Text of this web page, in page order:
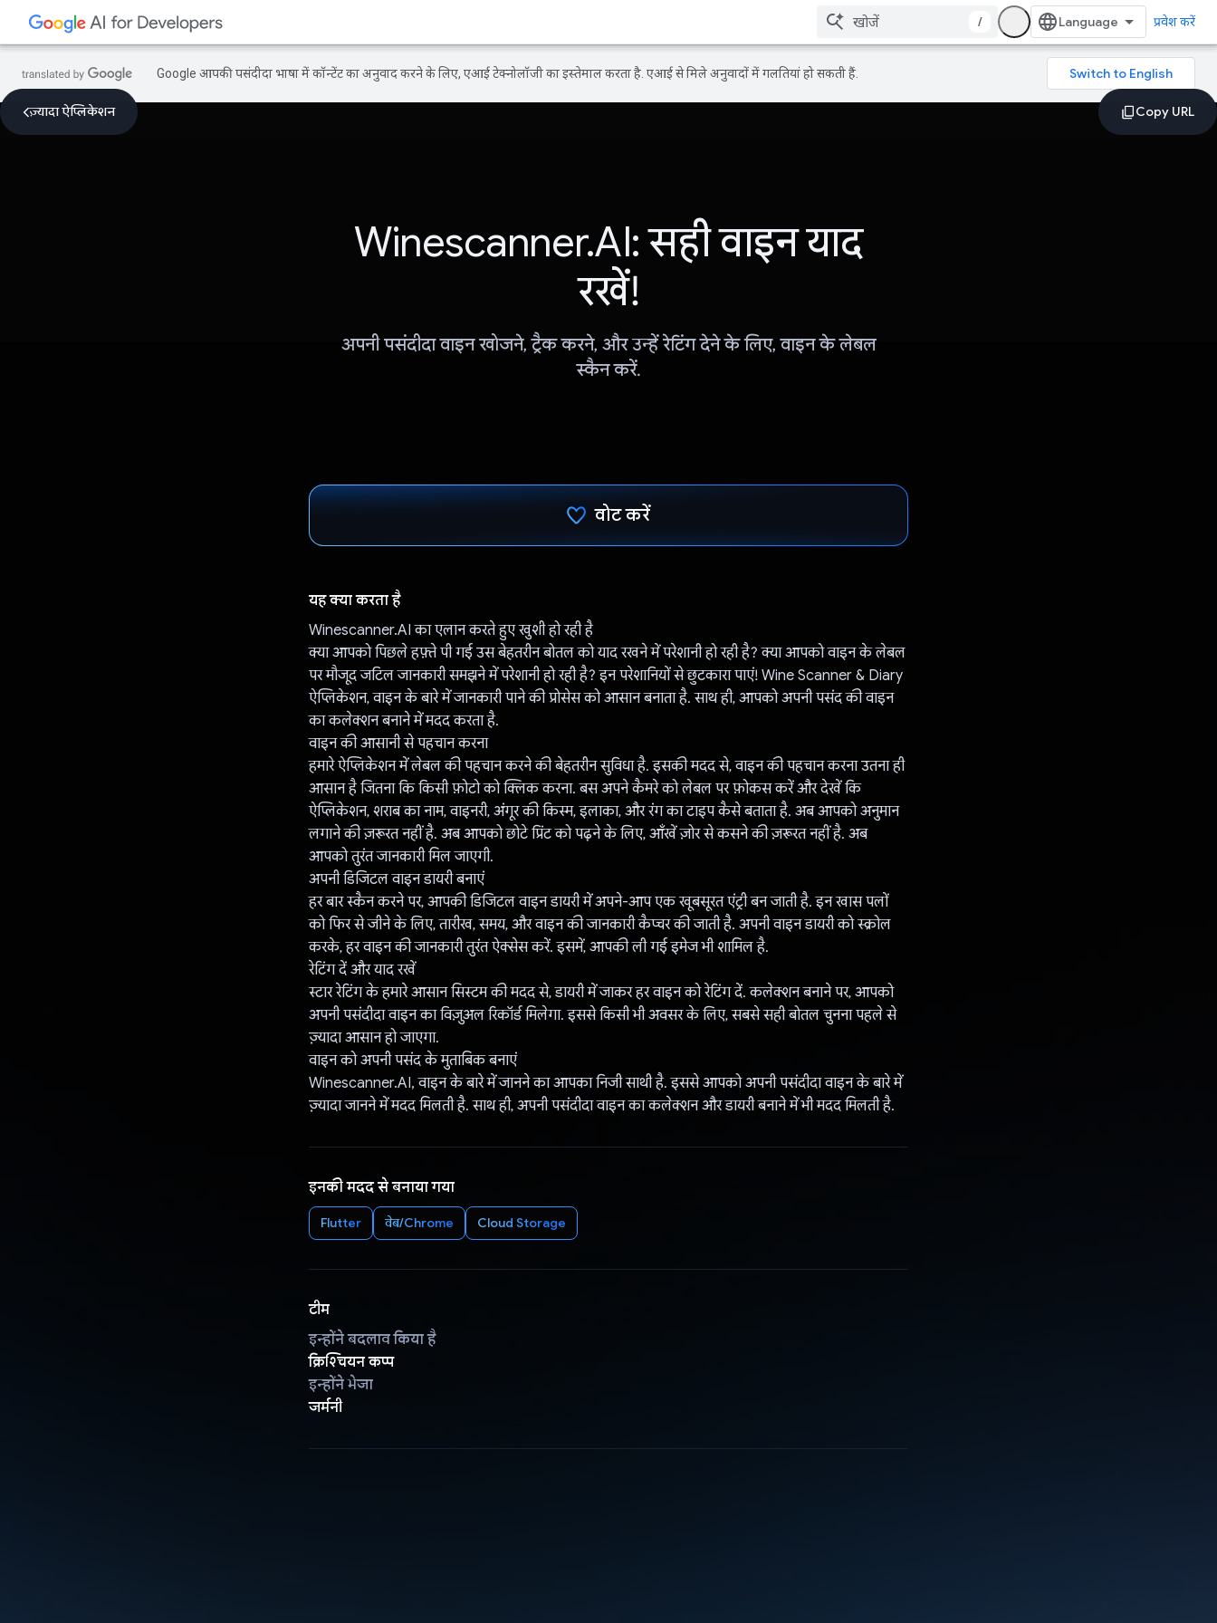
/ प्रवेश करें
Google आपकी पसंदीदा भाषा में कॉन्टेंट का अनुवाद करने के लिए, एआई टेक्नोलॉजी का इस्तेमाल करता है. एआई से मिले अनुवादों में गलतियां हो सकती हैं.
ज़्यादा ऐप्लिकेशन
Winescanner.AI: सही वाइन याद
रखें!
अपनी पसंदीदा वाइन खोजने, ट्रैक करने, और उन्हें रेटिंग देने के लिए, वाइन के लेबल
स्कैन करें.
वोट करें
यह क्या करता है
Winescanner.AI का एलान करते हुए खुशी हो रही है
क्या आपको पिछले हफ़्ते पी गई उस बेहतरीन बोतल को याद रखने में परेशानी हो रही है? क्या आपको वाइन के लेबल
पर मौजूद जटिल जानकारी समझने में परेशानी हो रही है? इन परेशानियों से छुटकारा पाएं! Wine Scanner & Diary
ऐप्लिकेशन, वाइन के बारे में जानकारी पाने की प्रोसेस को आसान बनाता है. साथ ही, आपको अपनी पसंद की वाइन
का कलेक्शन बनाने में मदद करता है.
वाइन की आसानी से पहचान करना
हमारे ऐप्लिकेशन में लेबल की पहचान करने की बेहतरीन सुविधा है. इसकी मदद से, वाइन की पहचान करना उतना ही
आसान है जितना कि किसी फ़ोटो को क्लिक करना. बस अपने कैमरे को लेबल पर फ़ोकस करें और देखें कि
ऐप्लिकेशन, शराब का नाम, वाइनरी, अंगूर की किस्म, इलाका, और रंग का टाइप कैसे बताता है. अब आपको अनुमान
लगाने की ज़रूरत नहीं है. अब आपको छोटे प्रिंट को पढ़ने के लिए, आँखें ज़ोर से कसने की ज़रूरत नहीं है. अब
आपको तुरंत जानकारी मिल जाएगी.
अपनी डिजिटल वाइन डायरी बनाएं
हर बार स्कैन करने पर, आपकी डिजिटल वाइन डायरी में अपने-आप एक खूबसूरत एंट्री बन जाती है. इन खास पलों
को फिर से जीने के लिए, तारीख, समय, और वाइन की जानकारी कैप्चर की जाती है. अपनी वाइन डायरी को स्क्रोल
करके, हर वाइन की जानकारी तुरंत ऐक्सेस करें. इसमें, आपकी ली गई इमेज भी शामिल है.
रेटिंग दें और याद रखें
स्टार रेटिंग के हमारे आसान सिस्टम की मदद से, डायरी में जाकर हर वाइन को रेटिंग दें. कलेक्शन बनाने पर, आपको
अपनी पसंदीदा वाइन का विज़ुअल रिकॉर्ड मिलेगा. इससे किसी भी अवसर के लिए, सबसे सही बोतल चुनना पहले से
ज़्यादा आसान हो जाएगा.
वाइन को अपनी पसंद के मुताबिक बनाएं
Winescanner.AI, वाइन के बारे में जानने का आपका निजी साथी है. इससे आपको अपनी पसंदीदा वाइन के बारे में
ज़्यादा जानने में मदद मिलती है. साथ ही, अपनी पसंदीदा वाइन का कलेक्शन और डायरी बनाने में भी मदद मिलती है.
इनकी मदद से बनाया गया
Flutter वेब/Chrome Cloud Storage
टीम
इन्होंने बदलाव किया है
क्रिश्चियन कप्प
इन्होंने भेजा
जर्मनी